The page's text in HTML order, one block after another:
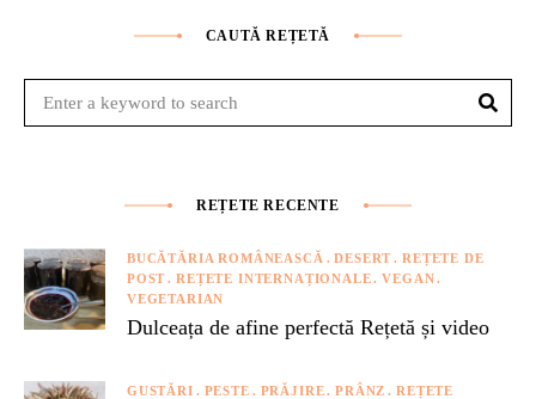
CAUTĂ REȚETĂ
REȚETE RECENTE
BUCĂTĂRIA ROMÂNEASCĂ DESERT
REȚETE DE
POST
REȚETE INTERNAȚIONALE
VEGAN
VEGETARIAN
Dulceața de afine perfectă Rețetă și video
GUSTĂRI PESTE PRĂJIRE PRÂNZ
REȚETE